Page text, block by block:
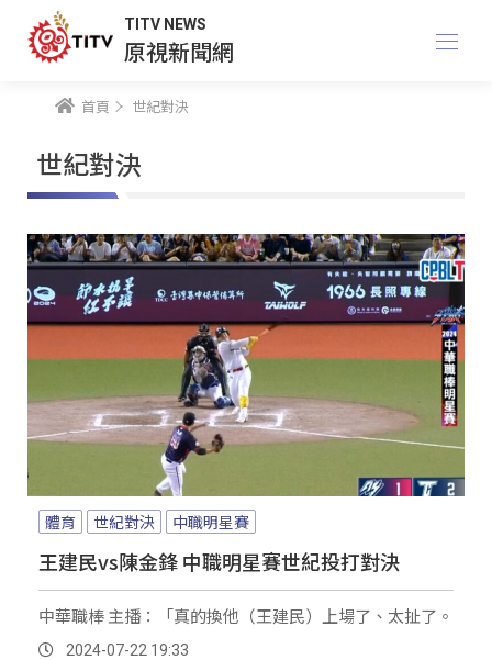
TITV NEWS
原視新聞網
首頁 世紀對決
世紀對決
體育 世紀對決 中職明星賽
王建民vs陳金鋒 中職明星賽世紀投打對決
中華職棒 主播：「真的換他（王建民）上場了、太扯了。
2024-07-22 19:33